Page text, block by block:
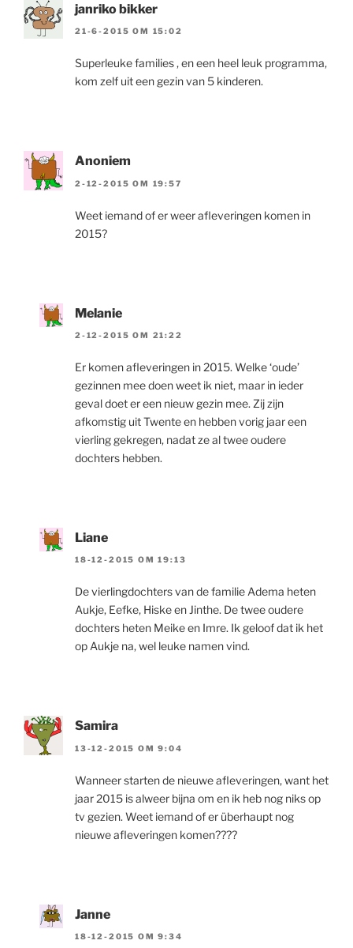
janriko bikker
21-6-2015 OM 15:02
Superleuke families , en een heel leuk programma,
kom zelf uit een gezin van 5 kinderen.
Anoniem
2-12-2015 OM 19:57
Weet iemand of er weer afleveringen komen in
2015?
Melanie
2-12-2015 OM 21:22
Er komen afleveringen in 2015. Welke ‘oude’
gezinnen mee doen weet ik niet, maar in ieder
geval doet er een nieuw gezin mee. Zij zijn
afkomstig uit Twente en hebben vorig jaar een
vierling gekregen, nadat ze al twee oudere
dochters hebben.
Liane
18-12-2015 OM 19:13
De vierlingdochters van de familie Adema heten
Aukje, Eefke, Hiske en Jinthe. De twee oudere
dochters heten Meike en Imre. Ik geloof dat ik het
op Aukje na, wel leuke namen vind.
Samira
13-12-2015 OM 9:04
Wanneer starten de nieuwe afleveringen, want het
jaar 2015 is alweer bijna om en ik heb nog niks op
tv gezien. Weet iemand of er überhaupt nog
nieuwe afleveringen komen????
Janne
18-12-2015 OM 9:34